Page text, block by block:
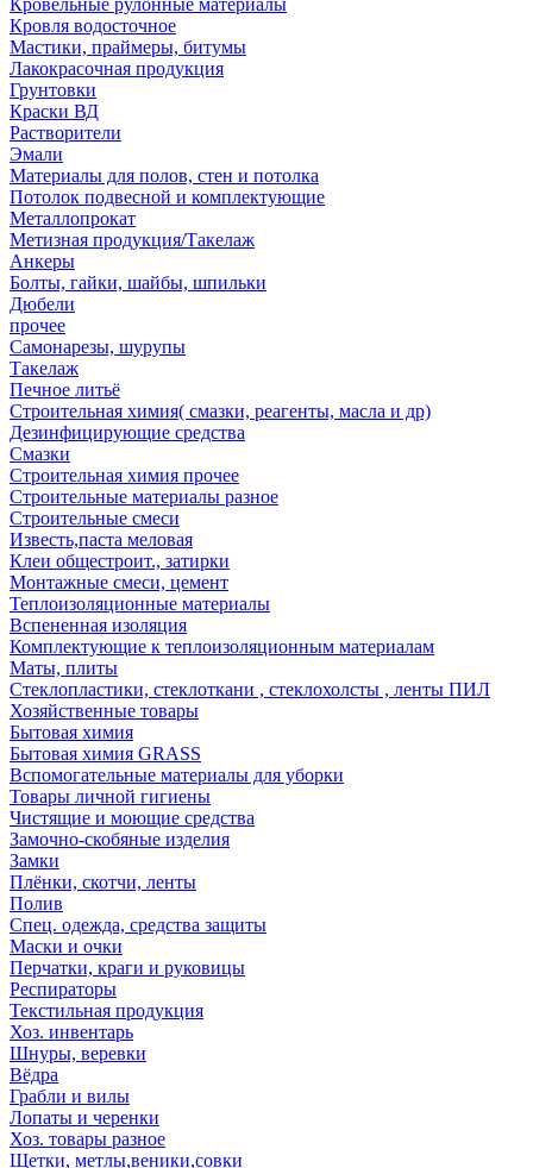
Кровельные рулонные материалы
Кровля водосточное
Мастики, праймеры, битумы
Лакокрасочная продукция
Грунтовки
Краски ВД
Растворители
Эмали
Материалы для полов, стен и потолка
Потолок подвесной и комплектующие
Металлопрокат
Метизная продукция/Такелаж
Анкеры
Болты, гайки, шайбы, шпильки
Дюбели
прочее
Самонарезы, шурупы
Такелаж
Печное литьё
Строительная химия( смазки, реагенты, масла и др)
Дезинфицирующие средства
Смазки
Строительная химия прочее
Строительные материалы разное
Строительные смеси
Известь,паста меловая
Клеи общестроит., затирки
Монтажные смеси, цемент
Теплоизоляционные материалы
Вспененная изоляция
Комплектующие к теплоизоляционным материалам
Маты, плиты
Стеклопластики, стеклоткани , стеклохолсты , ленты ПИЛ
Хозяйственные товары
Бытовая химия
Бытовая химия GRASS
Вспомогательные материалы для уборки
Товары личной гигиены
Чистящие и моющие средства
Замочно-скобяные изделия
Замки
Плёнки, скотчи, ленты
Полив
Спец. одежда, средства защиты
Маски и очки
Перчатки, краги и руковицы
Респираторы
Текстильная продукция
Хоз. инвентарь
Шнуры, веревки
Вёдра
Грабли и вилы
Лопаты и черенки
Хоз. товары разное
Щетки, метлы,веники,совки